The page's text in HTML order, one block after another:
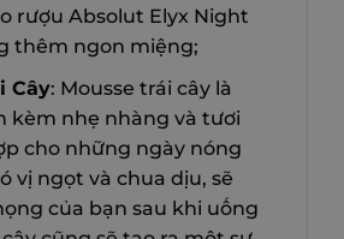
rượu Absolut Elyx Night
thêm ngon miệng;
Cây: Mousse trái cây là
kèm nhẹ nhàng và tươi
cho những ngày nóng
vị ngọt và chua dịu, sẽ
của bạn sau khi uống